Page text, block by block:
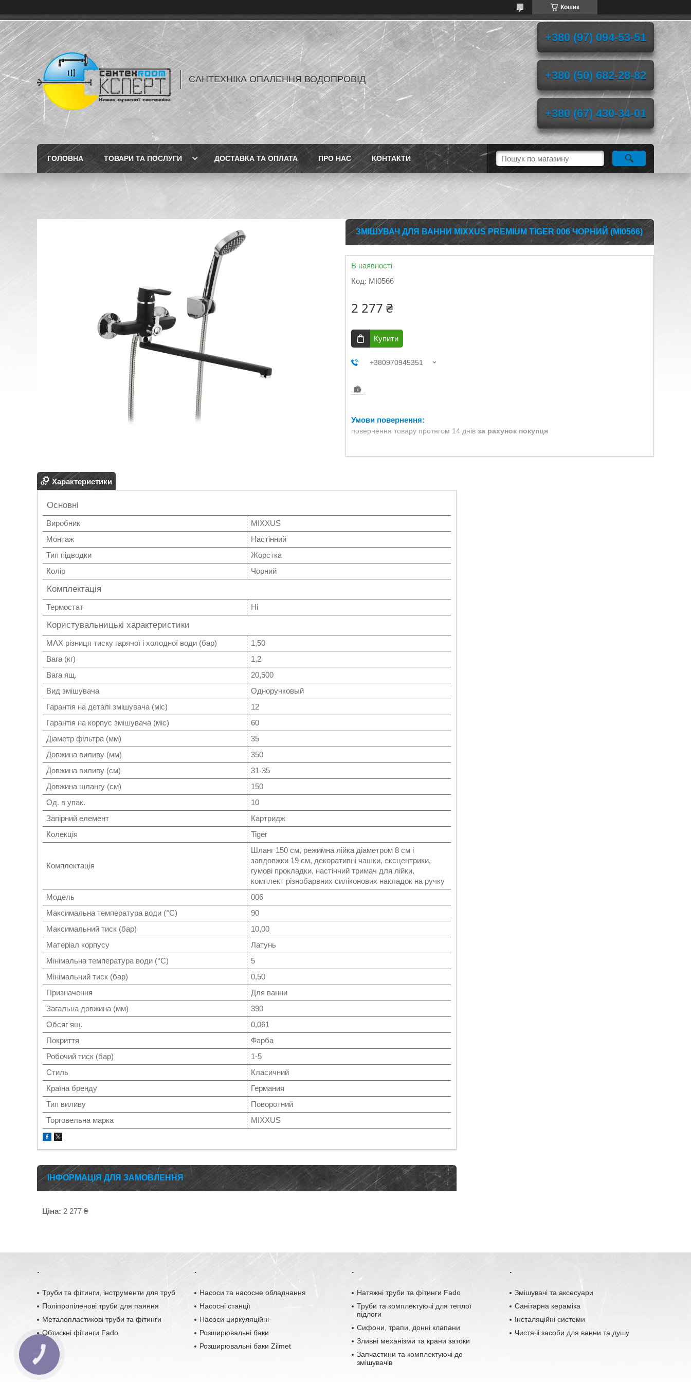
Кошик
САНТЕХНІКА ОПАЛЕННЯ ВОДОПРОВІД
+380 (97) 094-53-51
+380 (50) 682-28-82
+380 (67) 430-34-01
ГОЛОВНА ТОВАРИ ТА ПОСЛУГИ ДОСТАВКА ТА ОПЛАТА ПРО НАС КОНТАКТИ
ЗМІШУВАЧ ДЛЯ ВАННИ MIXXUS PREMIUM TIGER 006 ЧОРНИЙ (MI0566)
В наявності
Код: MI0566
2 277 ₴
Купити
+380970945351
повернення товару протягом 14 днів за рахунок покупця
Характеристики
Основні
Виробник
MIXXUS
Монтаж
Настінний
Тип підводки
Жорстка
Колір
Чорний
Комплектація
Термостат Ні
Користувальницькі характеристики
MAX різниця тиску гарячої і холодної води (бар)
1,50
Вага (кг)
1,2
Вага ящ.
20,500
Вид змішувача
Одноручковый
Гарантія на деталі змішувача (міс)
12
Гарантія на корпус змішувача (міс)
60
Діаметр фільтра (мм)
35
Довжина виливу (мм)
350
Довжина виливу (см)
31-35
Довжина шлангу (см)
150
Од. в упак.
10
Запірний елемент
Картридж
Колекція
Tiger
Комплектація
Шланг 150 см, режимна лійка діаметром 8 см і
завдовжки 19 см, декоративні чашки, ексцентрики,
гумові прокладки, настінний тримач для лійки,
комплект різнобарвних силіконових накладок на ручку
Мoдель
006
Максимальна температура води (°C)
90
Максимальний тиск (бар)
10,00
Матеріал корпусу
Латунь
Мінімальна температура води (°C)
5
Мінімальний тиск (бар)
0,50
Призначення
Для ванни
Загальна довжина (мм)
390
Обсяг ящ.
0,061
Покриття
Фарба
Робочий тиск (бар)
1-5
Стиль
Класичний
Країна бренду
Германия
Тип виливу
Поворотний
Торговельна марка
MIXXUS
ІНФОРМАЦІЯ ДЛЯ ЗАМОВЛЕННЯ
Ціна: 2 277 ₴
.
Труби та фітинги, інструменти для труб
Поліпропіленові труби для паяння
Металопластикові труби та фітинги
Обтискні фітинги Fado
.
Насоси та насосне обладнання
Насосні станції
Насоси циркуляційні
Розширювальні баки
Розширювальні баки Zilmet
.
Натяжні труби та фітинги Fado
Труби та комплектуючі для теплої
підлоги
Сифони, трапи, донні клапани
Зливні механізми та крани затоки
Запчастини та комплектуючі до
змішувачів
.
Змішувачі та аксесуари
Санітарна кераміка
Інсталяційні системи
Чистячі засоби для ванни та душу